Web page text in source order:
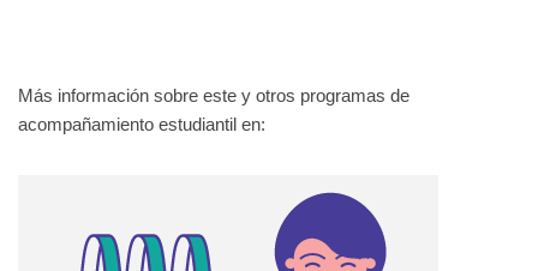
Más información sobre este y otros programas de
acompañamiento estudiantil en: